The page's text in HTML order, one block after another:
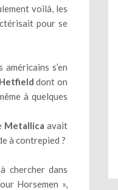
voilà, les
pour se
s’en
dont on
à quelques
Metallica avait
à contrepied ?
chercher dans
Horsemen »,